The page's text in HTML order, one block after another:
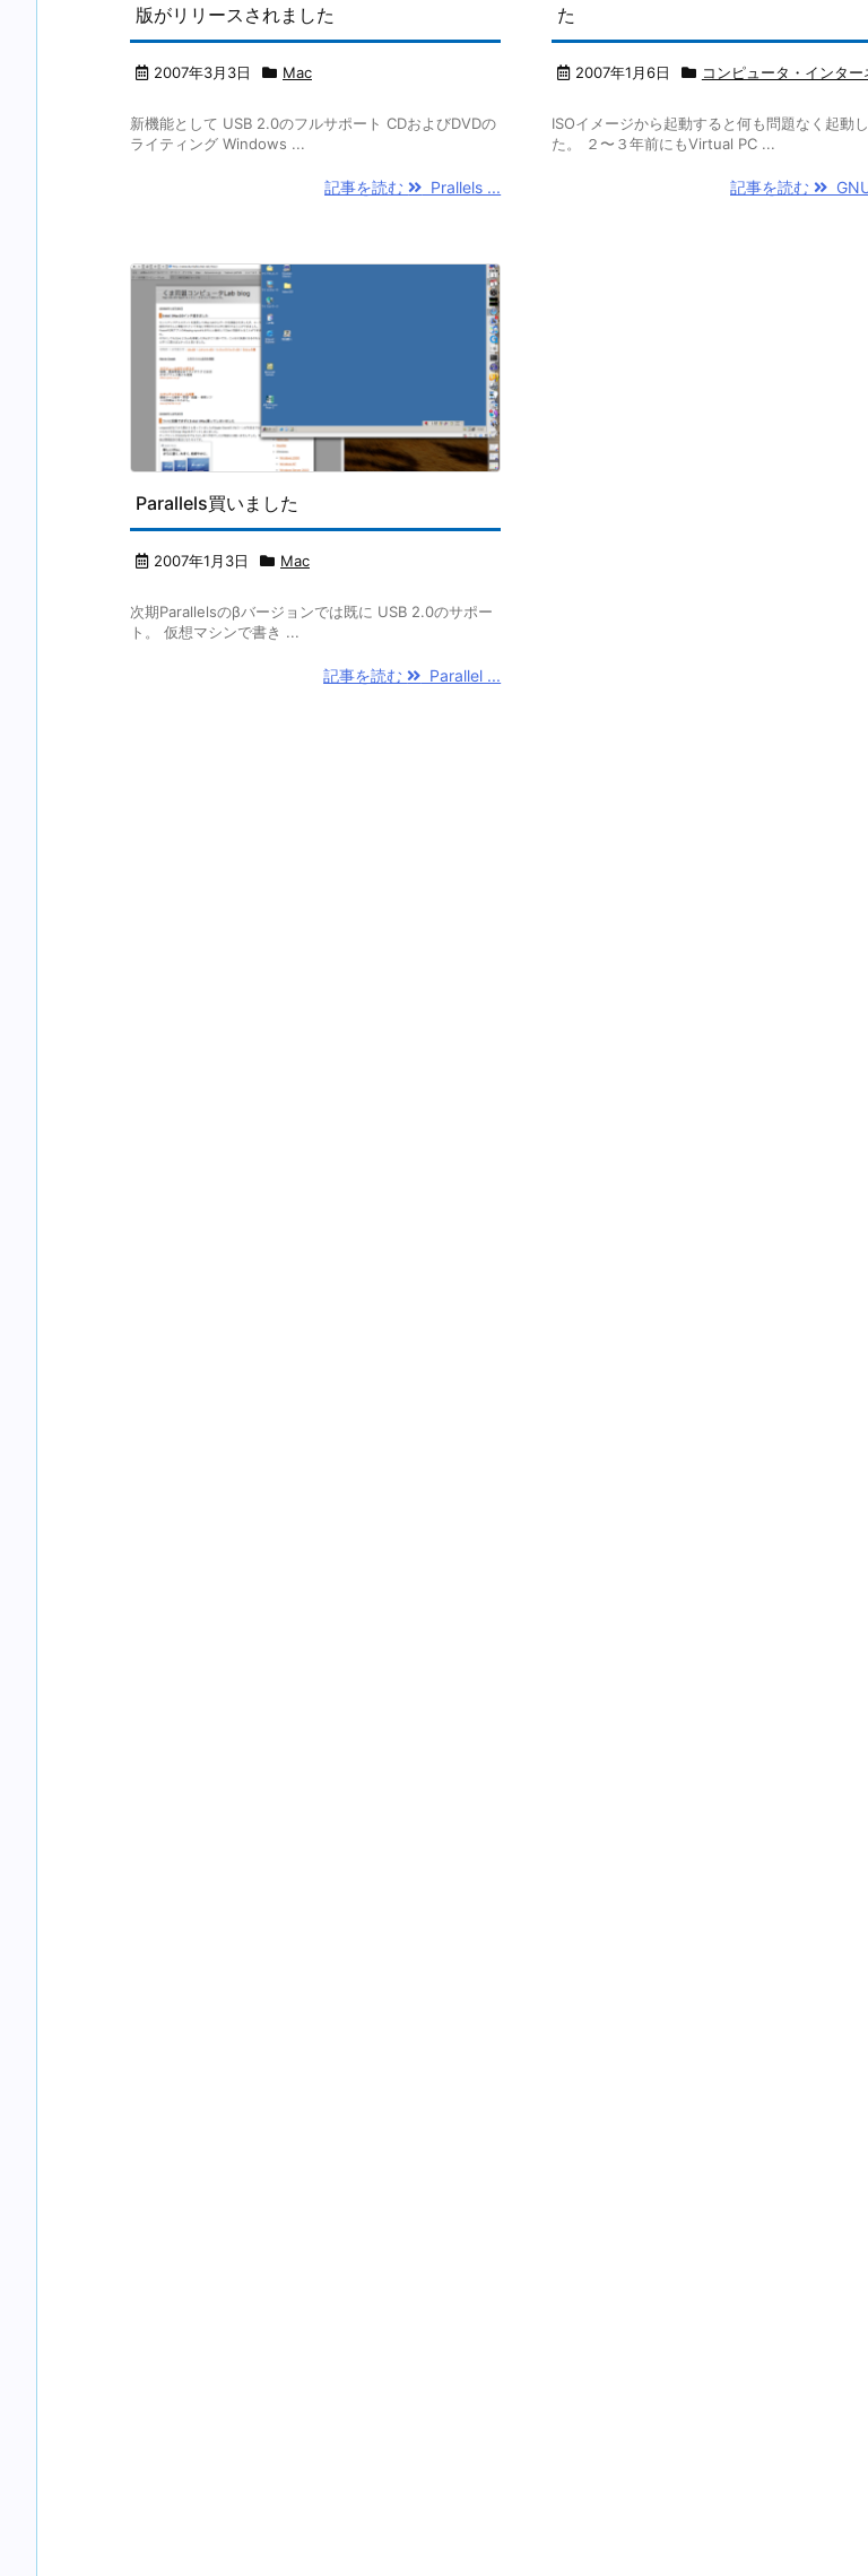
版がリリースされました
2007年3月3日 Mac
新機能として USB 2.0のフルサポート CDおよびDVDの
ライティング Windows ...
記事を読む Prallels ...
た
2007年1月6日 コンピュータ・インター
ISOイメージから起動すると何も問題なく起動
た。 ２〜３年前にもVirtual PC ...
記事を読む
Parallels買いました
2007年1月3日 Mac
次期Parallelsのβバージョンでは既に USB 2.0のサポー
ト。 仮想マシンで書き ...
記事を読む Parallel ...